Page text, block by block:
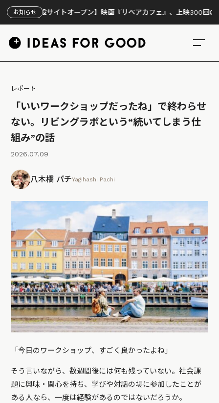
お知らせ
設サイトオープン】映画『リペアカフェ』、上映300回の先で見えて
レポート
「いいワークショップだったね」で終わらせ
ない。リビングラボという“続いてしまう仕
組み”の話
2026.07.09
八木橋 パチYagihashi Pachi
「今日のワークショップ、すごく良かったよね」
そう言いながら、数週間後には何も残っていない。社会課
題に興味・関心を持ち、学びや対話の場に参加したことが
ある人なら、一度は経験があるのではないだろうか。